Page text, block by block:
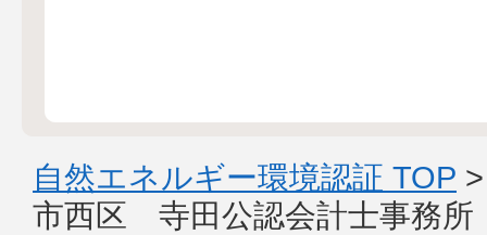
自然エネルギー環境認証 TOP
市西区 寺田公認会計士事務